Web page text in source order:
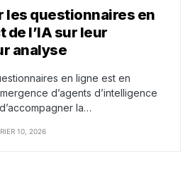
les questionnaires en
de l’IA sur leur
analyse
en ligne est en
d’agents d’intelligence
la…
10, 2026